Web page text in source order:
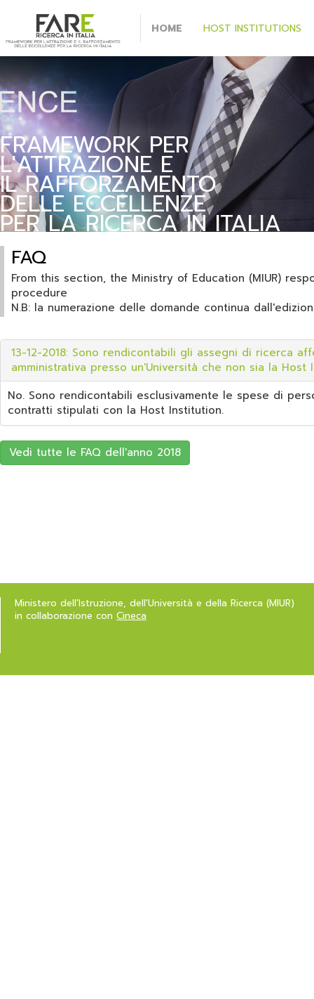
HOME HOST INSTITUTIONS
FRAMEWORK PER
L'ATTRAZIONE E
IL RAFFORZAMENTO
DELLE ECCELLENZE
PER LA RICERCA IN ITALIA
FAQ
From this section, the Ministry of Education (MIUR)
procedure
N.B: la numerazione delle domande continua
13-12-2018: Sono rendicontabili gli assegni di ricerca
amministrativa presso un'Università che non sia la
No. Sono rendicontabili esclusivamente le spese di
contratti stipulati con la Host Institution.
Vedi tutte le FAQ dell'anno 2018
Ministero dell'Istruzione, dell'Università e della Ricerca (MIUR)
in collaborazione con Cineca